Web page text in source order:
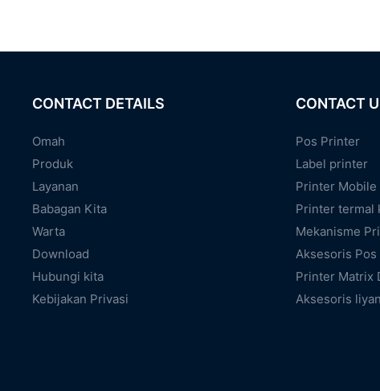
CONTACT DETAILS
Omah
Produk
Layanan
Babagan Kita
Warta
Download
Hubungi kita
Kebijakan Privasi
CONTACT
Pos Printer
Label printer
Printer Mobile
Printer termal
Mekanisme
Aksesoris Pos
Printer Matrix
Aksesoris